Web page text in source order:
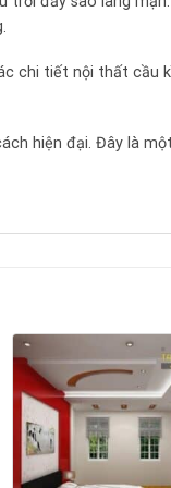
chi tiết nội thất cầu
hiện đại. Đây là